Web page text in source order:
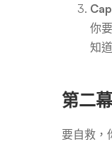
你
知
第二
要自救，